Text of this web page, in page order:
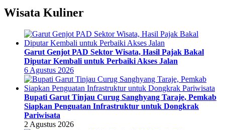
Wisata Kuliner
Garut Genjot PAD Sektor Wisata, Hasil Pajak Bakal
Diputar Kembali untuk Perbaiki Akses Jalan
6 Agustus 2026
Bupati Garut Tinjau Curug Sanghyang Taraje, Pemkab
Siapkan Penguatan Infrastruktur untuk Dongkrak
Pariwisata
2 Agustus 2026